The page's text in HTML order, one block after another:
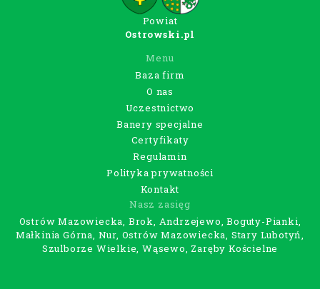
Powiat
Ostrowski.pl
Menu
Baza firm
O nas
Uczestnictwo
Banery specjalne
Certyfikaty
Regulamin
Polityka prywatności
Kontakt
Nasz zasięg
Ostrów Mazowiecka, Brok, Andrzejewo, Boguty-Pianki,
Małkinia Górna, Nur, Ostrów Mazowiecka, Stary Lubotyń,
Szulborze Wielkie, Wąsewo, Zaręby Kościelne